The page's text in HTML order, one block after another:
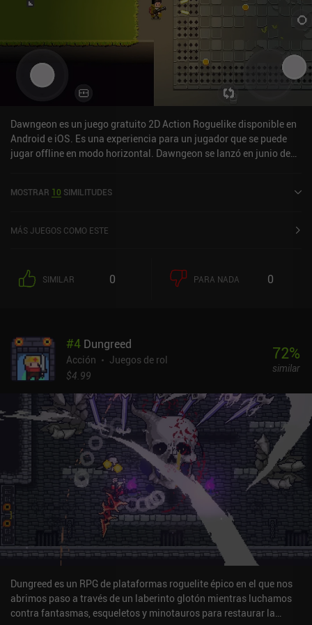
permiten hacernos más fuertes más rápido. El juego se monetiza
de forma muy parecida a Archero, pero la experiencia de juego en
sí me pareció más entretenida. Se puede jugar gratis siempre que
Dawngeon es un juego gratuito 2D Action Roguelike disponible en
Android e iOS. Es una experiencia para un jugador que se puede
jugar offline en modo horizontal. Dawngeon se lanzó en junio de
MOSTRAR 10 SIMILITUDES
MÁS JUEGOS COMO ESTE
SIMILAR 0 PARA NADA 0
#4 Dungreed
Acción
Juegos de rol
$4.99
72%
similar
Dungreed es un RPG de plataformas roguelite épico en el que nos
abrimos paso a través de un laberinto glotón mientras luchamos
contra fantasmas, esqueletos y minotauros para restaurar la